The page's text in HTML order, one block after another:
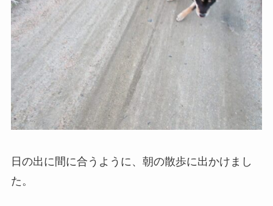
日の出に間に合うように、朝の散歩に出かけまし
た。